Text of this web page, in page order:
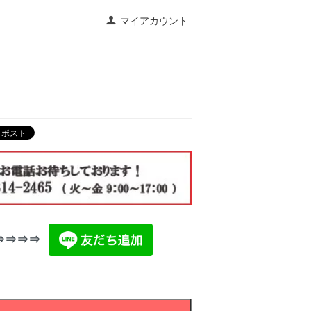
マイアカウント